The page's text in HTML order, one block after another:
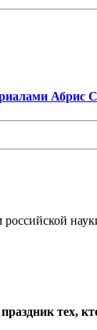
Абрис С
тех,